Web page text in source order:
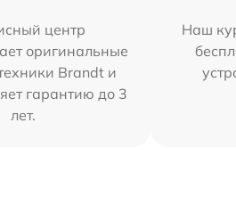
центр
оригинальные
Brandt и
гарантию до 3
лет.
Наш